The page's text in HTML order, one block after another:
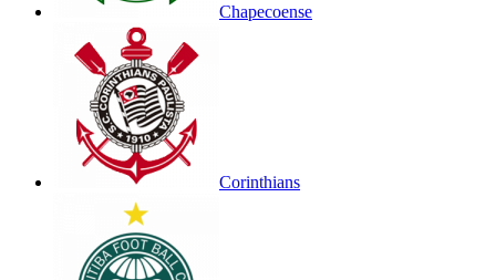
Chapecoense
Corinthians